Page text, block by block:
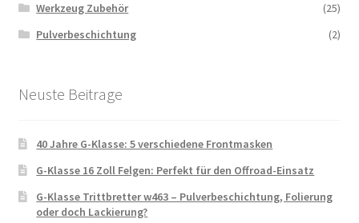
Werkzeug Zubehör
(25)
Pulverbeschichtung
(2)
Neuste Beitrage
40 Jahre G-Klasse: 5 verschiedene Frontmasken
G-Klasse 16 Zoll Felgen: Perfekt für den Offroad-Einsatz
G-Klasse Trittbretter w463 – Pulverbeschichtung, Folierung
oder doch Lackierung?